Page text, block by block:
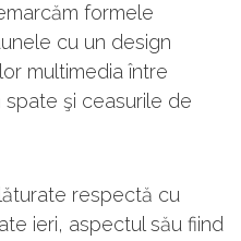
formele
cu un design
multimedia între
şi ceasurile de
respectă cu
ieri, aspectul său fiind